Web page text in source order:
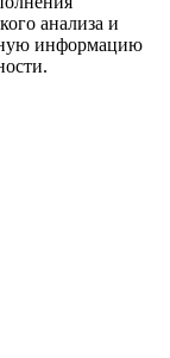
анализа и
информацию